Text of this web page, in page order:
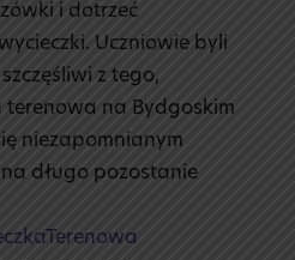
i dotrzeć
Uczniowie byli
z tego,
terenowa na Bydgoskim
niezapomnianym
długo pozostanie